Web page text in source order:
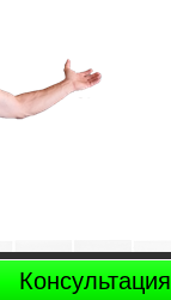
Консультация